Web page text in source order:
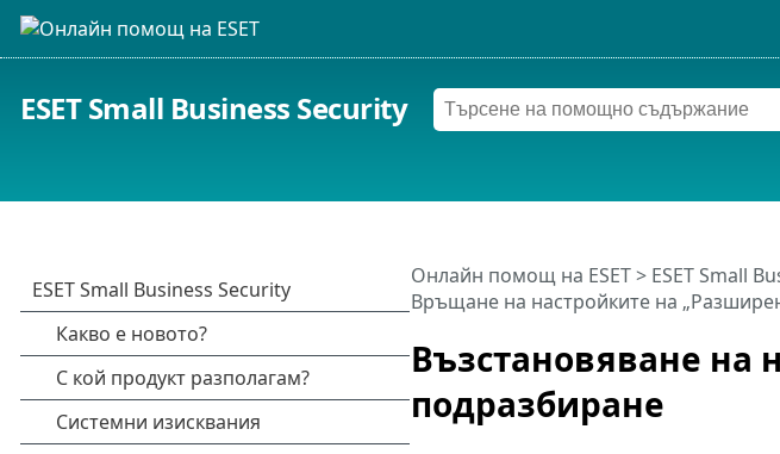
ESET Small Business Security
Възстановяване на
подразбиране
Онлайн помощ на ESET> ESET Small
Връщане на настройките на